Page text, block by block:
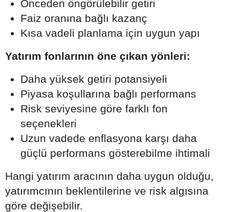
Önceden öngörülebilir getiri
Faiz oranına bağlı kazanç
Kısa vadeli planlama için uygun yapı
Yatırım fonlarının öne çıkan yönleri:
Daha yüksek getiri potansiyeli
Piyasa koşullarına bağlı performans
Risk seviyesine göre farklı fon
seçenekleri
Uzun vadede enflasyona karşı daha
güçlü performans gösterebilme ihtimali
Hangi yatırım aracının daha uygun olduğu,
yatırımcının beklentilerine ve risk algısına
göre değişebilir.